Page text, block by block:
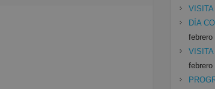
VISITA
DÍA
febrero
VISITA
febrero